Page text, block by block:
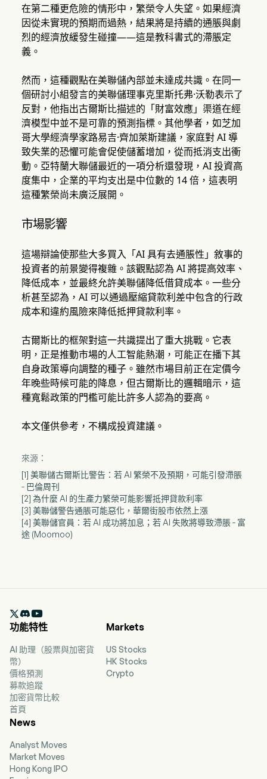
在第二種更危險的情形中，繁榮令人失望。如果經濟
因從未實現的預期而過熱，結果將是持續的通脹與劇
烈的經濟放緩發生碰撞——這是教科書式的滯脹定
義。
然而，這種觀點在美聯儲內部並未達成共識。在同一
個研討小組發言的美聯儲理事克里斯托弗·沃勒表示了
反對，他指出古爾斯比描述的「財富效應」渠道在經
濟模型中並不是可靠的預測指標。其他學者，如芝加
哥大學經濟學家路易吉·齊加萊斯建議，家庭對 AI 導
致失業的恐懼可能會促使儲蓄增加，從而抵消支出衝
動。亞特蘭大聯儲最近的一項分析還發現，AI 投資高
度集中，企業的平均支出是中位數的 14 倍，這表明
這種繁榮尚未廣泛展開。
市場影響
這場辯論使那些大多買入「AI 具有去通脹性」敘事的
投資者的前景變得複雜。該觀點認為 AI 將提高效率、
降低成本，並最終允許美聯儲降低借貸成本。一些分
析甚至認為，AI 可以通過壓縮貸款利差中包含的行政
成本和違約風險來降低抵押貸款利率。
古爾斯比的框架對這一共識提出了重大挑戰。它表
明，正是推動市場的人工智能熱潮，可能正在播下其
自身政策導向調整的種子。雖然市場目前正在定價今
年晚些時候可能的降息，但古爾斯比的邏輯暗示，這
種寬鬆政策的門檻可能比許多人認為的要高。
本文僅供參考，不構成投資建議。
來源：
[1] 美聯儲古爾斯比警告：若 AI 繁榮不及預期，可能引發滯脹
- 巴倫周刊
[2] 為什麼 AI 的生產力繁榮可能影響抵押貸款利率
[3] 美聯儲警告通脹可能惡化，華爾街股市依然上漲
[4] 美聯儲官員：若 AI 成功將加息；若 AI 失敗將導致滯脹 - 富
途 (Moomoo)

功能特性
AI 助理（股票與加密貨
幣）
價格預測
募款追蹤
加密貨幣比較
首頁
Markets
US Stocks
HK Stocks
Crypto
News
Analyst Moves
Market Moves
Hong Kong IPO